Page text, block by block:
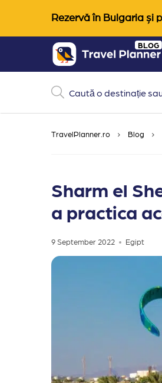
Rezervă în Bulgaria și
content
BLOG
TravelPlanner.ro Blog
Sharm el
a practica
9 September 2022 Egipt